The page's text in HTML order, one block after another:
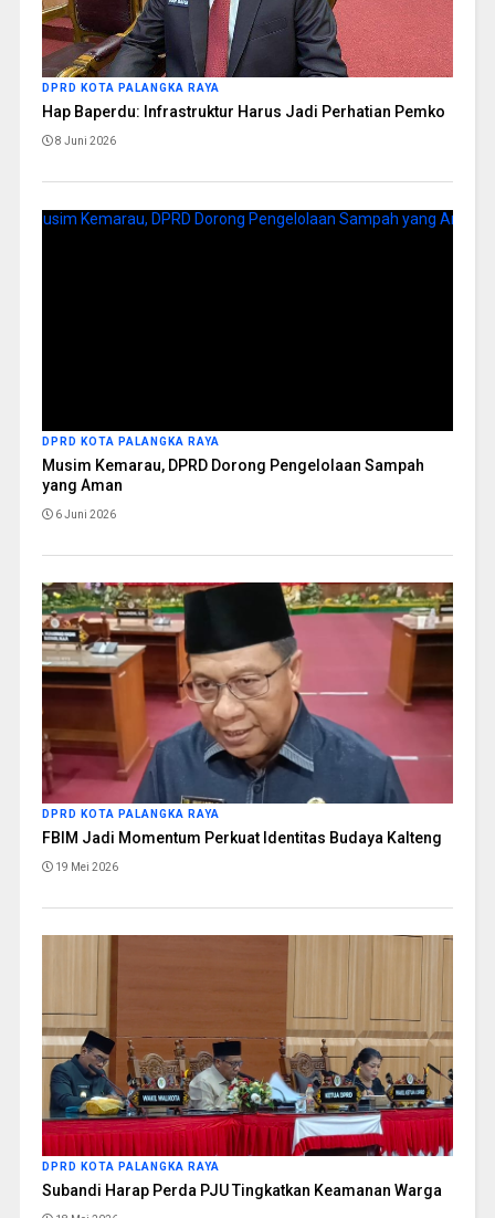
DPRD KOTA PALANGKA RAYA
Hap Baperdu: Infrastruktur Harus Jadi Perhatian Pemko
8 Juni 2026
DPRD KOTA PALANGKA RAYA
Musim Kemarau, DPRD Dorong Pengelolaan Sampah
yang Aman
6 Juni 2026
DPRD KOTA PALANGKA RAYA
FBIM Jadi Momentum Perkuat Identitas Budaya Kalteng
19 Mei 2026
DPRD KOTA PALANGKA RAYA
Subandi Harap Perda PJU Tingkatkan Keamanan Warga